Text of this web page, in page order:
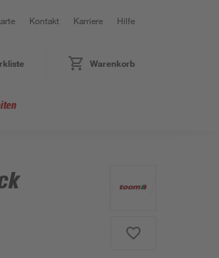
Kontakt Karriere Hilfe
Warenkorb